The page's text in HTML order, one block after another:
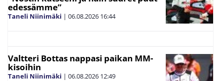
edessämme”
Taneli Niinimäki | 06.08.2026 16:44
Valtteri Bottas nappasi paikan MM-
kisoihin
Taneli Niinimäki | 06.08.2026 12:49